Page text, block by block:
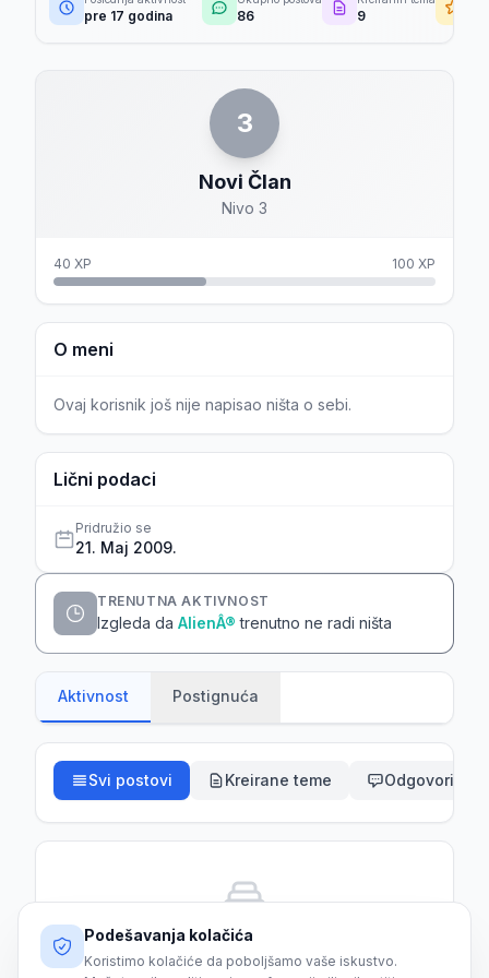
pre 17 godina 86 9
3
Novi Član
Nivo 3
40 XP 100 XP
O meni
Ovaj korisnik još nije napisao ništa o sebi.
Lični podaci
Pridružio se
21. Maj 2009.
TRENUTNA AKTIVNOST
Izgleda da AlienÂ® trenutno ne radi ništa
Aktivnost Postignuća
Svi postovi Kreirane teme Odgovori
Još nema aktivnosti
Podešavanja kolačića
Koristimo kolačiće da poboljšamo vaše iskustvo.